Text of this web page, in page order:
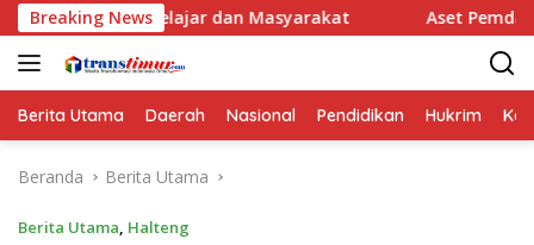
Langsung
ke
konten
Breaking News
dan Masyarakat Aset Pemda Sula Naik Jadi
Berita Utama Daerah Nasional Pendidikan Hukrim
Beranda Berita Utama
Berita Utama, Halteng